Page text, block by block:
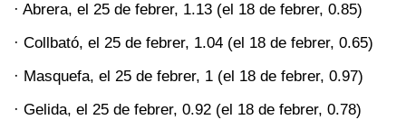
· Abrera, el 25 de febrer, 1.13 (el 18 de febrer, 0.85)
· Collbató, el 25 de febrer, 1.04 (el 18 de febrer, 0.65)
· Masquefa, el 25 de febrer, 1 (el 18 de febrer, 0.97)
· Gelida, el 25 de febrer, 0.92 (el 18 de febrer, 0.78)